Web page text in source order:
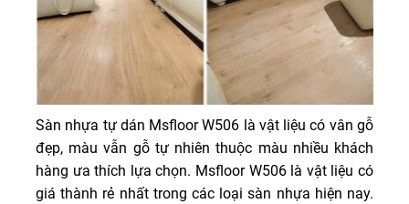
Sàn nhựa tự dán Msfloor W506 là vật liệu có vân gỗ
đẹp, màu vẫn gỗ tự nhiên thuộc màu nhiều khách
hàng ưa thích lựa chọn. Msfloor W506 là vật liệu có
giá thành rẻ nhất trong các loại sàn nhựa hiện nay.